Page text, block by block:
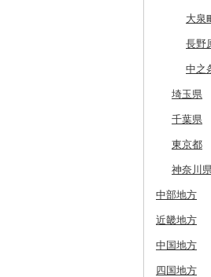
鶴居村
釧路市
苫前町
当別町
占冠村
上士幌町
平取町
七飯町
北見市
登別市
訓子府町
三沢
西目
仙台
大河
角田
涌谷町
東松
山形
三川
大江
米沢市
三島
桑折
矢吹
国見町
檜枝
喜多
南相
会津
大熊町
浅川町
相馬市
石岡
茨城
坂東
小美
日立市
大子町
鹿嶋
阿見町
那珂市
筑西市
八千
大泉
長野
中之
埼玉県
春日
蕨市
戸田
毛呂
久喜市
ふじ
川島町
千葉県
勝浦市
袖ケ
我孫
長柄町
芝山町
八千
東京都
八王
日野市
昭島市
武蔵
葛飾区
神奈川
南足
松田町
大井町
中井町
中部地方
新潟県
十日
弥彦村
富山県
射水市
石川県
近畿地方
三重県
鈴鹿市
滋賀県
中国地方
鳥取県
四国地方